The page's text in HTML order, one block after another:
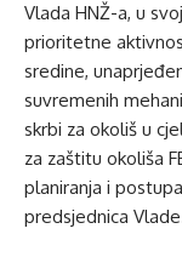
Vlada HNŽ-a, u
prioritetne
sredine,
suvremenih
skrbi za okoliš u
za zaštitu okoliša
planiranja i
predsjednica